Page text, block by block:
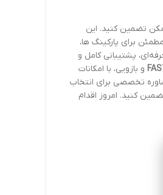
تضمین کنید. این
برای پارکینگ ها،
پشتیبانی کامل و
و بازویی، با امکانات
می کنند. تیم دژاک با بیش از 22 سال تجربه، مشاوره تخصصی برای انتخاب
کنید. امروز اقدام